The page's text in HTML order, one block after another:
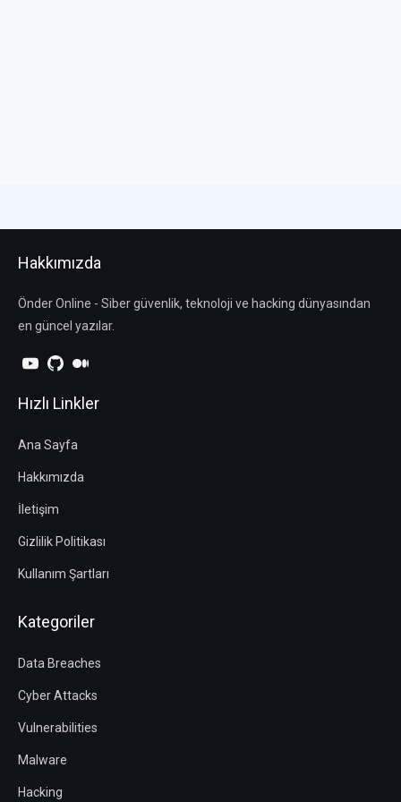
Hakkımızda
Önder Online - Siber güvenlik, teknoloji ve hacking dünyasından
en güncel yazılar.
Hızlı Linkler
Ana Sayfa
Hakkımızda
İletişim
Gizlilik Politikası
Kullanım Şartları
Kategoriler
Data Breaches
Cyber Attacks
Vulnerabilities
Malware
Hacking